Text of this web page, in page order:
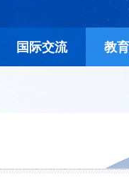
国际交流 教